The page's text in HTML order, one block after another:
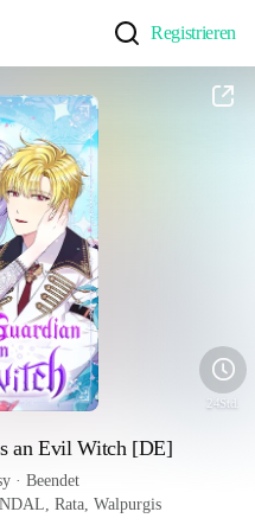
Registrieren
24Std.
an Evil Witch [DE]
· Beendet
Rata, Walpurgis